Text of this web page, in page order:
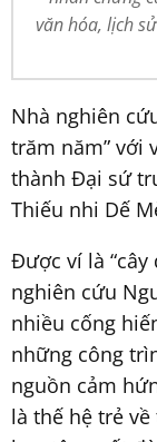
văn hóa, lịch
Nhà nghiên
trăm năm” với
thành Đại sứ
Thiếu nhi Dế
Được ví là “cây
nghiên cứu
nhiều cống
những công
nguồn cảm
là thế hệ trẻ